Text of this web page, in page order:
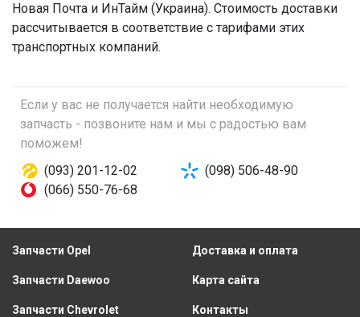
Новая Почта и ИнТайм (Украина). Стоимость доставки
рассчитывается в соответствие с тарифами этих
транспортных компаний.
Если у вас не получается найти необходимую
запчасть - позвоните нам и мы с радостью вам
поможем!
(093) 201-12-02
(098) 506-48-90
(066) 550-76-68
Запчасти Opel
Запчасти Daewoo
Запчасти Chevrolet
Доставка и оплата
Карта сайта
Контакты